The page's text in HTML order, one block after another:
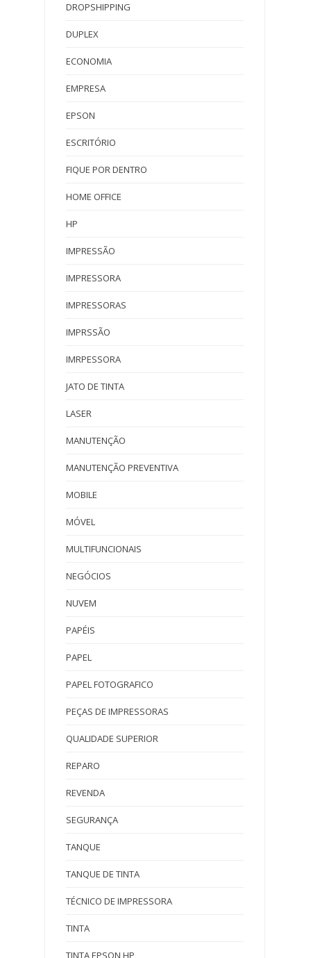
DROPSHIPPING
DUPLEX
ECONOMIA
EMPRESA
EPSON
ESCRITÓRIO
FIQUE POR DENTRO
HOME OFFICE
HP
IMPRESSÃO
IMPRESSORA
IMPRESSORAS
IMPRSSÃO
IMRPESSORA
JATO DE TINTA
LASER
MANUTENÇÃO
MANUTENÇÃO PREVENTIVA
MOBILE
MÓVEL
MULTIFUNCIONAIS
NEGÓCIOS
NUVEM
PAPÉIS
PAPEL
PAPEL FOTOGRAFICO
PEÇAS DE IMPRESSORAS
QUALIDADE SUPERIOR
REPARO
REVENDA
SEGURANÇA
TANQUE
TANQUE DE TINTA
TÉCNICO DE IMPRESSORA
TINTA
TINTA EPSON HP